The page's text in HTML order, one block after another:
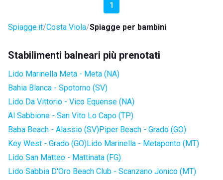
1
Spiagge.it Costa Viola Spiagge per bambini
Stabilimenti balneari più prenotati
Lido Marinella Meta - Meta (NA)
Bahia Blanca - Spotorno (SV)
Lido Da Vittorio - Vico Equense (NA)
Al Sabbione - San Vito Lo Capo (TP)
Baba Beach - Alassio (SV)Piper Beach - Grado (GO)
Key West - Grado (GO)Lido Marinella - Metaponto (MT)
Lido San Matteo - Mattinata (FG)
Lido Sabbia D'Oro Beach Club - Scanzano Jonico (MT)